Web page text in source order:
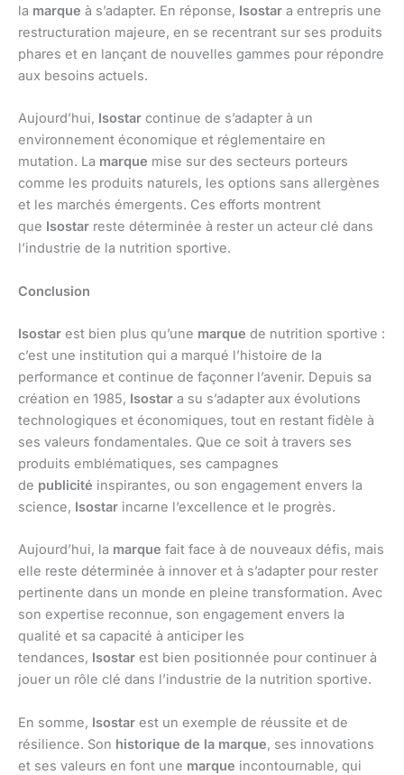
la marque à s’adapter. En réponse, Isostar a entrepris une
restructuration majeure, en se recentrant sur ses produits
phares et en lançant de nouvelles gammes pour répondre
aux besoins actuels.
Aujourd’hui, Isostar continue de s’adapter à un
environnement économique et réglementaire en
mutation. La marque mise sur des secteurs porteurs
comme les produits naturels, les options sans allergènes
et les marchés émergents. Ces efforts montrent
que Isostar reste déterminée à rester un acteur clé dans
l’industrie de la nutrition sportive.
Conclusion
Isostar est bien plus qu’une marque de nutrition sportive :
c’est une institution qui a marqué l’histoire de la
performance et continue de façonner l’avenir. Depuis sa
création en 1985, Isostar a su s’adapter aux évolutions
technologiques et économiques, tout en restant fidèle à
ses valeurs fondamentales. Que ce soit à travers ses
produits emblématiques, ses campagnes
de publicité inspirantes, ou son engagement envers la
science, Isostar incarne l’excellence et le progrès.
Aujourd’hui, la marque fait face à de nouveaux défis, mais
elle reste déterminée à innover et à s’adapter pour rester
pertinente dans un monde en pleine transformation. Avec
son expertise reconnue, son engagement envers la
qualité et sa capacité à anticiper les
tendances, Isostar est bien positionnée pour continuer à
jouer un rôle clé dans l’industrie de la nutrition sportive.
En somme, Isostar est un exemple de réussite et de
résilience. Son historique de la marque, ses innovations
et ses valeurs en font une marque incontournable, qui